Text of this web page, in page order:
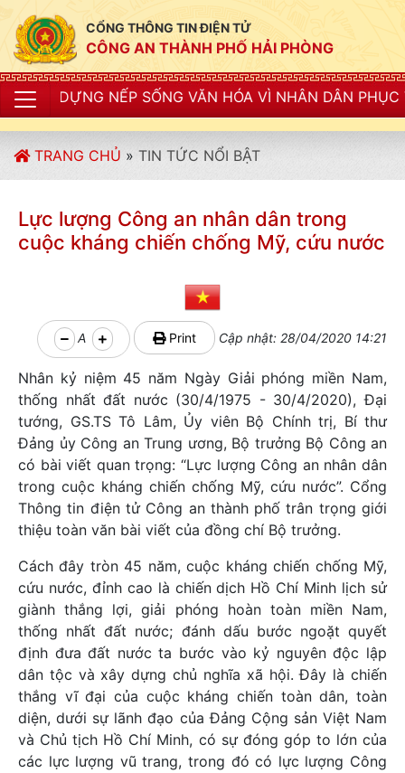
CỔNG THÔNG TIN ĐIỆN TỬ
CÔNG AN THÀNH PHỐ HẢI PHÒNG
SỐNG VĂN HÓA VÌ NHÂN DÂN PHỤC VỤ"
TRANG CHỦ » TIN TỨC NỔI BẬT
Lực lượng Công an nhân dân trong
cuộc kháng chiến chống Mỹ, cứu nước
A Print Cập nhật: 28/04/2020 14:21
Nhân kỷ niệm 45 năm Ngày Giải phóng miền Nam,
thống nhất đất nước (30/4/1975 - 30/4/2020), Đại
tướng, GS.TS Tô Lâm, Ủy viên Bộ Chính trị, Bí thư
Đảng ủy Công an Trung ương, Bộ trưởng Bộ Công an
có bài viết quan trọng: “Lực lượng Công an nhân dân
trong cuộc kháng chiến chống Mỹ, cứu nước”. Cổng
Thông tin điện tử Công an thành phố trân trọng giới
thiệu toàn văn bài viết của đồng chí Bộ trưởng.
Cách đây tròn 45 năm, cuộc kháng chiến chống Mỹ,
cứu nước, đỉnh cao là chiến dịch Hồ Chí Minh lịch sử
giành thắng lợi, giải phóng hoàn toàn miền Nam,
thống nhất đất nước; đánh dấu bước ngoặt quyết
định đưa đất nước ta bước vào kỷ nguyên độc lập
dân tộc và xây dựng chủ nghĩa xã hội. Đây là chiến
thắng vĩ đại của cuộc kháng chiến toàn dân, toàn
diện, dưới sự lãnh đạo của Đảng Cộng sản Việt Nam
và Chủ tịch Hồ Chí Minh, có sự đóng góp to lớn của
các lực lượng vũ trang, trong đó có lực lượng Công